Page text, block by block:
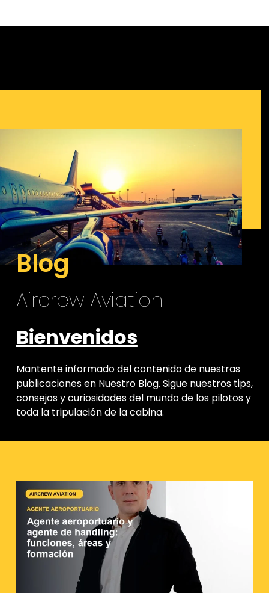
Blog
Aircrew Aviation
Bienvenidos
Mantente informado del contenido de nuestras
publicaciones en Nuestro Blog. Sigue nuestros tips,
consejos y curiosidades del mundo de los pilotos y
toda la tripulación de la cabina.